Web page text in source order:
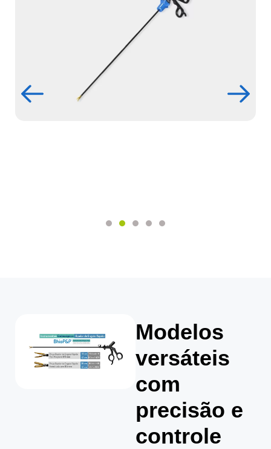
Modelos
versáteis
com
precisão e
controle